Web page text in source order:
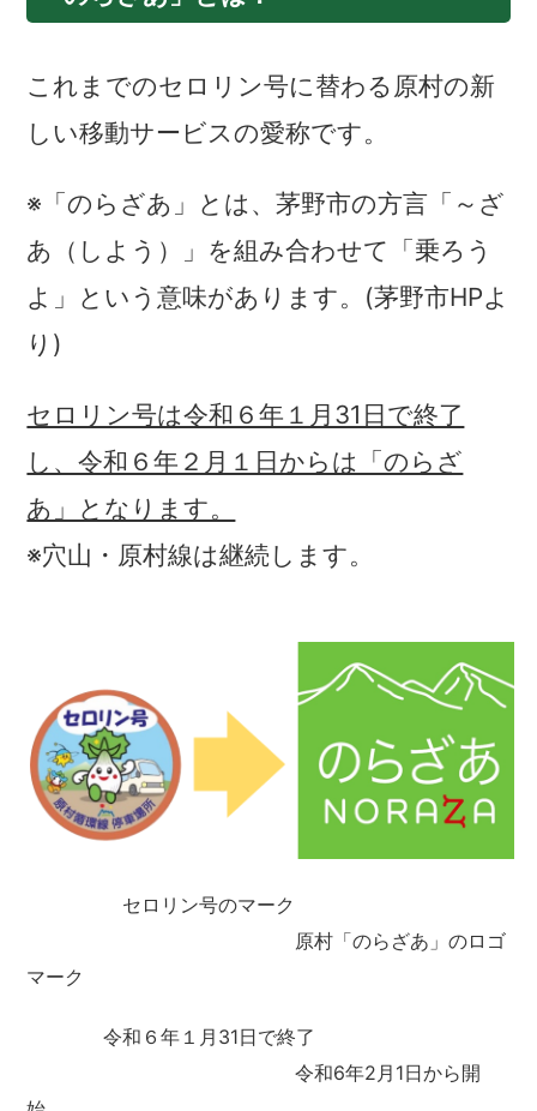
これまでのセロリン号に替わる原村の新
しい移動サービスの愛称です。
※「のらざあ」とは、茅野市の方言「～ざ
あ（しよう）」を組み合わせて「乗ろう
よ」という意味があります。(茅野市HPよ
り)
セロリン号は令和６年１月31日で終了
し、令和６年２月１日からは「のらざ
あ」となります。
※穴山・原村線は継続します。
セロリン号のマーク
原村「のらざあ」のロゴ
マーク
令和６年１月31日で終了
令和6年2月1日から開